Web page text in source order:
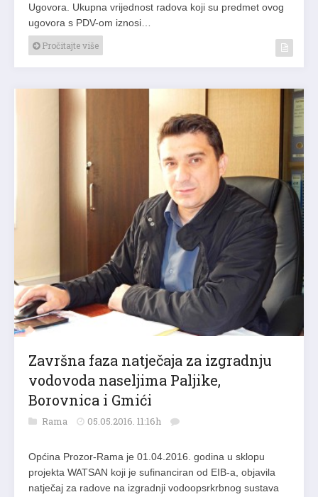
Ugovora. Ukupna vrijednost radova koji su predmet ovog
ugovora s PDV-om iznosi…
Pročitajte više
Završna faza natječaja za izgradnju
vodovoda naseljima Paljike,
Borovnica i Gmići
Rama 05.05.2016. 11:16h
Općina Prozor-Rama je 01.04.2016. godina u sklopu
projekta WATSAN koji je sufinanciran od EIB-a, objavila
natječaj za radove na izgradnji vodoopsrkrbnog sustava